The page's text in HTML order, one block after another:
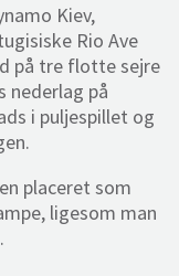
Kiev,
Rio Ave
på tre flotte sejre
nederlag på
i puljespillet og
placeret som
ligesom man